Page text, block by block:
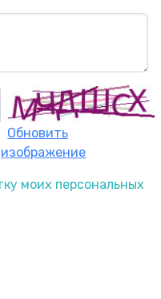
Обновить
изображение
моих персональных